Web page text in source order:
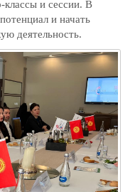
классы и сессии. В
и начать
деятельность.